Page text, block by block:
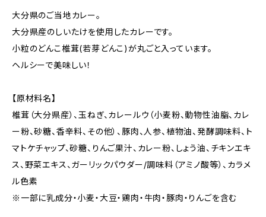
大分県のご当地カレー。
大分県産のしいたけを使用したカレーです。
小粒のどんこ椎茸(若芽どんこ)が丸ごと入っています。
ヘルシーで美味しい！
【原材料名】
椎茸（大分県産）、玉ねぎ、カレールウ（小麦粉、動物性油脂、カレ
ー粉、砂糖、香辛料、その他）、豚肉、人参、植物油、発酵調味料、ト
マトケチャップ、砂糖、りんご果汁、カレー粉、しょう油、チキンエキ
ス、野菜エキス、ガーリックパウダー/調味料（アミノ酸等）、カラメ
ル色素
※一部に乳成分・小麦・大豆・鶏肉・牛肉・豚肉・りんごを含む